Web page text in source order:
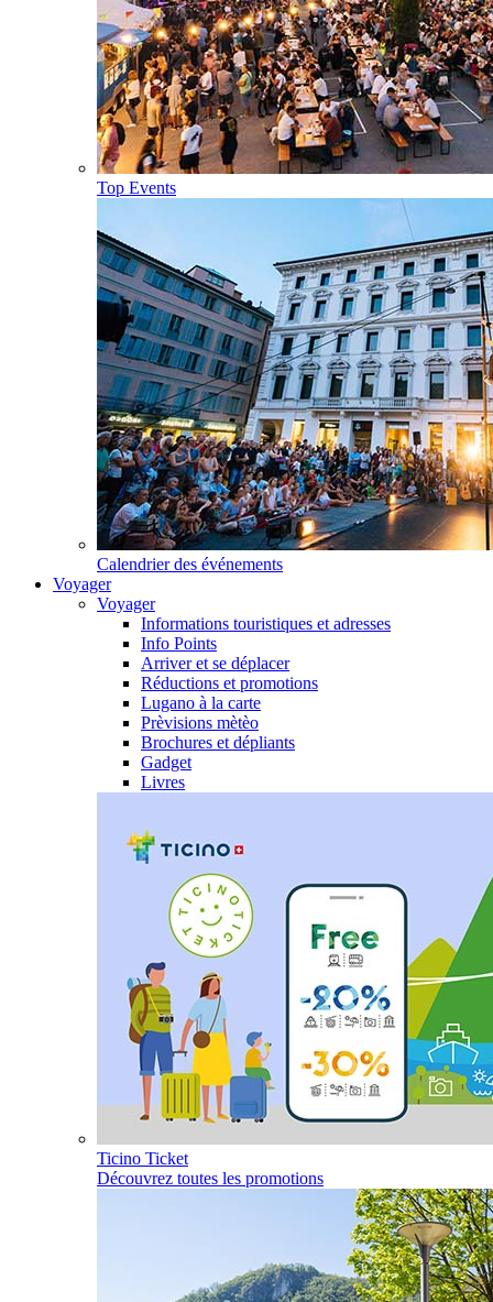
Top Events
Calendrier des événements
Voyager
Voyager
Informations touristiques et adresses
Info Points
Arriver et se déplacer
Réductions et promotions
Lugano à la carte
Prèvisions mètèo
Brochures et dépliants
Gadget
Livres
Ticino Ticket
Découvrez toutes les promotions